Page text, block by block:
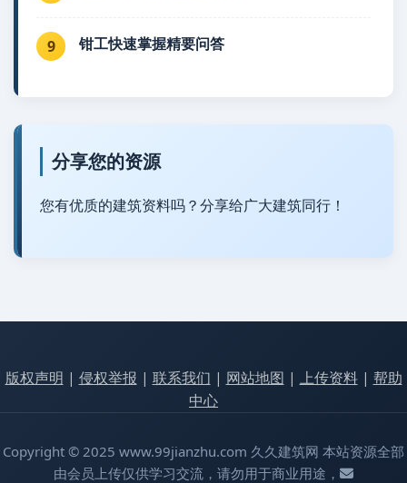
9 钳工快速掌握精要问答
分享您的资源
您有优质的建筑资料吗？分享给广大建筑同行！
版权声明 | 侵权举报 | 联系我们 | 网站地图 | 上传资料| 帮助
中心
Copyright © 2025 www.99jianzhu.com 久久建筑网 本站资源全部
由会员上传仅供学习交流，请勿用于商业用途，